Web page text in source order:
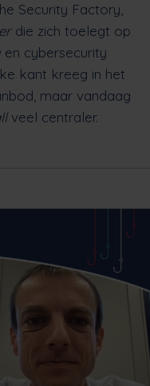
Security Factory,
die zich toelegt op
en cybersecurity
kant kreeg in het
maar vandaag
veel centraler.